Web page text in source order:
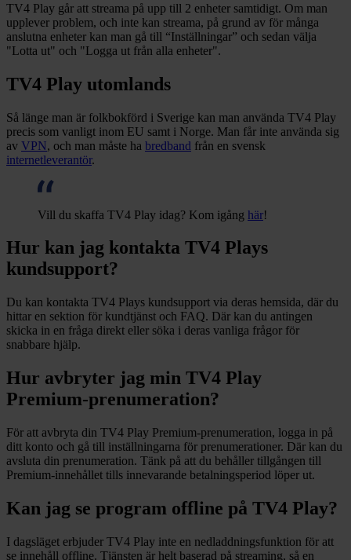
TV4 Play går att streama på upp till 2 enheter samtidigt. Om man
upplever problem, och inte kan streama, på grund av för många
anslutna enheter kan man gå till “Inställningar” och sedan välja
"Lotta ut" och "Logga ut från alla enheter".
TV4 Play utomlands
Så länge man är folkbokförd i Sverige kan man använda TV4 Play
precis som vanligt inom EU samt i Norge. Man får inte använda sig
av VPN, och man måste ha bredband från en svensk
internetleverantör.
Vill du skaffa TV4 Play idag? Kom igång här!
Hur kan jag kontakta TV4 Plays
kundsupport?
Du kan kontakta TV4 Plays kundsupport via deras hemsida, där du
hittar en sektion för kundtjänst och FAQ. Där kan du antingen
skicka in en fråga direkt eller söka i deras vanliga frågor för
snabbare hjälp.
Hur avbryter jag min TV4 Play
Premium-prenumeration?
För att avbryta din TV4 Play Premium-prenumeration, logga in på
ditt konto och gå till inställningarna för prenumerationer. Där kan du
avsluta din prenumeration. Tänk på att du behåller tillgången till
Premium-innehållet tills innevarande betalningsperiod löper ut.
Kan jag se program offline på TV4 Play?
I dagsläget erbjuder TV4 Play inte en nedladdningsfunktion för att
se innehåll offline. Tjänsten är helt baserad på streaming, så en